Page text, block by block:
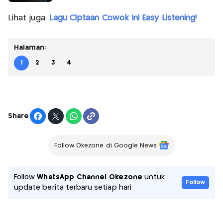
Lihat juga: Lagu Ciptaan Cowok Ini Easy Listening!
Halaman:
1 2 3 4
Share
Follow Okezone di Google News
FollowWhatsApp Channel Okezone untuk
update berita terbaru setiap hari
Follow